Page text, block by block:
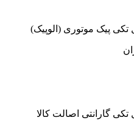
پیک موتوری (الوپیک)
گارانتی اصالت کالا